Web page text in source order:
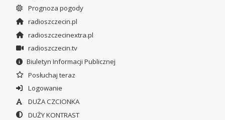
Prognoza pogody
radioszczecin.pl
radioszczecinextra.pl
radioszczecin.tv
Biuletyn Informacji Publicznej
Posłuchaj teraz
Logowanie
DUŻA CZCIONKA
DUŻY KONTRAST